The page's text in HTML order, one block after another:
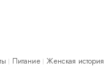
Питание Женская история